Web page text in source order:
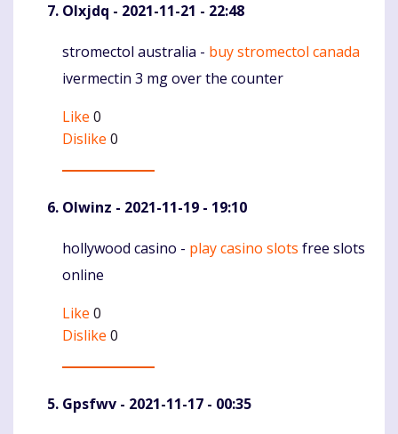
Olxjdq - 2021-11-21 - 22:48
Komentaras
stromectol australia - buy stromectol canada
ivermectin 3 mg over the counter
Like 0
Dislike 0
Olwinz - 2021-11-19 - 19:10
Komentaras
hollywood casino - play casino slots free slots
online
Like 0
Dislike 0
Gpsfwv - 2021-11-17 - 00:35